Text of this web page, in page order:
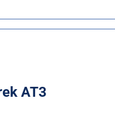
AT3